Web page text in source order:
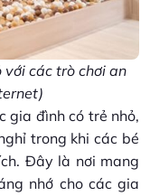
với các trò chơi an
gia đình có trẻ nhỏ,
trong khi các bé
Đây là nơi mang
nhớ cho các gia